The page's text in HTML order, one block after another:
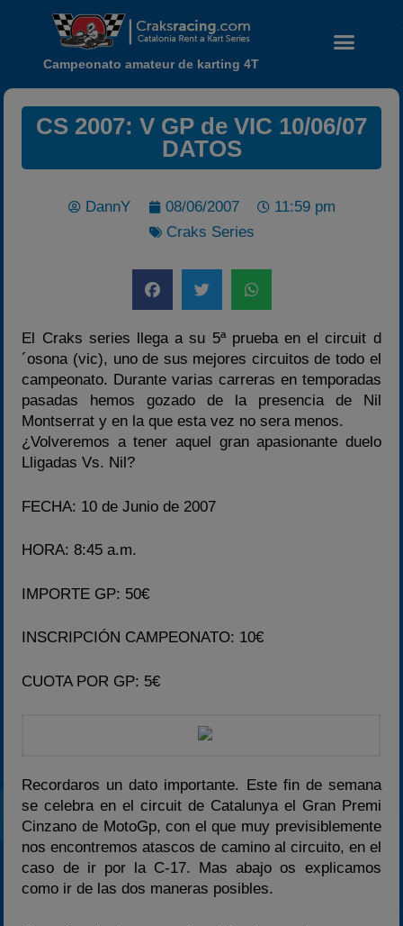
Noticias
Calendario
Temporada 2026
Temporadas anteriores
2020-2021
Campeonato amateur de karting 4T
CS 2007: V GP de VIC 10/06/07
DATOS
DannY 08/06/2007
11:59 pm
Craks Series
El Craks series llega a su 5ª prueba en el circuit d
´osona (vic), uno de sus mejores circuitos de todo el
campeonato. Durante varias carreras en temporadas
pasadas hemos gozado de la presencia de Nil
Montserrat y en la que esta vez no sera menos.
¿Volveremos a tener aquel gran apasionante duelo
Lligadas Vs. Nil?
FECHA: 10 de Junio de 2007
HORA: 8:45 a.m.
IMPORTE GP: 50€
INSCRIPCIÓN CAMPEONATO: 10€
CUOTA POR GP: 5€
Recordaros un dato importante. Este fin de semana
se celebra en el circuit de Catalunya el Gran Premi
Cinzano de MotoGp, con el que muy previsiblemente
nos encontremos atascos de camino al circuito, en el
caso de ir por la C-17. Mas abajo os explicamos
como ir de las dos maneras posibles.